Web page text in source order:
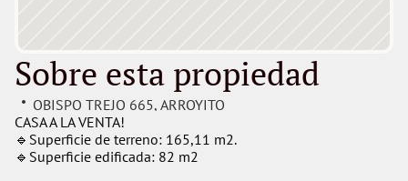
Sobre esta propiedad
OBISPO TREJO 665, ARROYITO
CASA A LA VENTA!
🔹Superficie de terreno: 165,11 m2.
🔹Superficie edificada: 82 m2